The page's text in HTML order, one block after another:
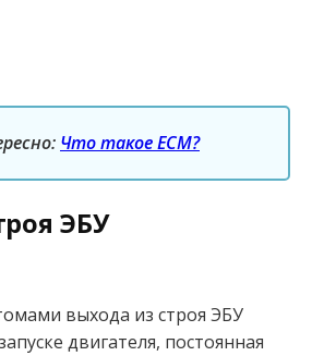
Что такое ECM?
ЭБУ
выхода из строя ЭБУ
двигателя, постоянная